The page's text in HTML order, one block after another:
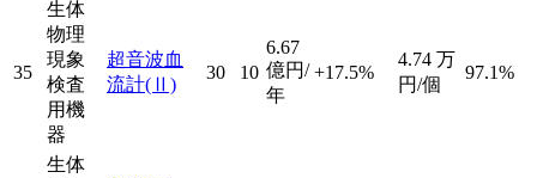
35
生体
物理
現象
検査
用機
器
超音波血
流計(Ⅱ)
30 10
6.67
億円/
年
+17.5%
4.74 万
円/個
97.1%
生体